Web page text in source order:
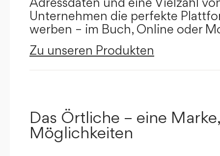
Unternehmen die perfekte
werben – im Buch, Online oder
Zu unseren Produkten
Das Örtliche – eine
Möglichkeiten